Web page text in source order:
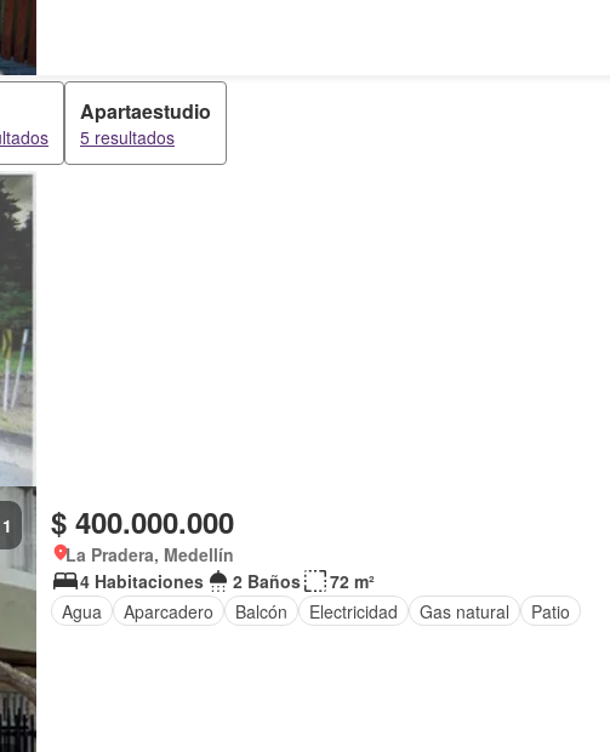
Apartaestudio
5 resultados
1 $ 400.000.000
La Pradera, Medellín
4 Habitaciones
2 Baños
72 m²
Agua
Aparcadero Balcón Electricidad Gas natural Patio